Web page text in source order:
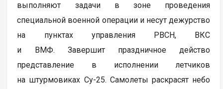
выполняют задачи в зоне проведения
специальной военной операции и несут дежурство
на пунктах управления РВСН, ВКС
и ВМФ. Завершит праздничное действо
представление в исполнении летчиков
на штурмовиках Су-25. Самолеты раскрасят небо